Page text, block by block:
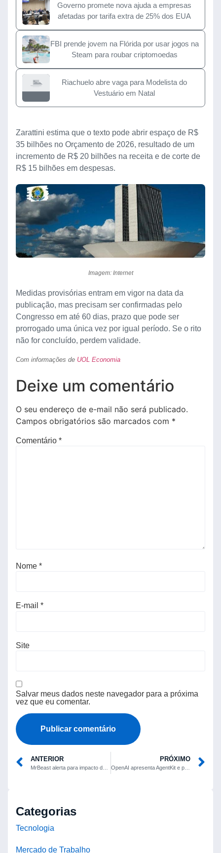
Governo promete nova ajuda a empresas
afetadas por tarifa extra de 25% dos EUA
FBI prende jovem na Flórida por usar jogos na
Steam para roubar criptomoedas
Riachuelo abre vaga para Modelista do
Vestuário em Natal
Zarattini estima que o texto pode abrir espaço de R$
35 bilhões no Orçamento de 2026, resultado de um
incremento de R$ 20 bilhões na receita e de corte de
R$ 15 bilhões em despesas.
Imagem: Internet
Medidas provisórias entram em vigor na data da
publicação, mas precisam ser confirmadas pelo
Congresso em até 60 dias, prazo que pode ser
prorrogado uma única vez por igual período. Se o rito
não for concluído, perdem validade.
Com informações de UOL Economia
Deixe um comentário
O seu endereço de e-mail não será publicado.
Campos obrigatórios são marcados com *
Comentário *
Nome *
E-mail *
Site
Salvar meus dados neste navegador para a próxima
vez que eu comentar.
ANTERIOR PRÓXIMO
OpenAI apresenta AgentKit e promete simplificar criação de agentes de IA
Categorias
Tecnologia
Mercado de Trabalho